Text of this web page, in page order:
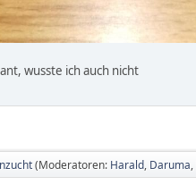
wusste ich auch nicht
(Moderatoren: Harald, Daruma,